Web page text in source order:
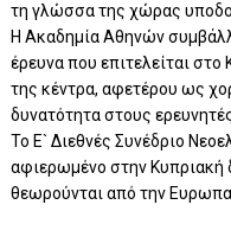
τη γλώσσα της χώρας
Η Ακαδημία Αθηνών
έρευνα που επιτελείται
της κέντρα, αφετέρου ως
δυνατότητα στους
Το Ε` Διεθνές Συνέδριο
αφιερωμένο στην Κυπριακή
θεωρούνται από την